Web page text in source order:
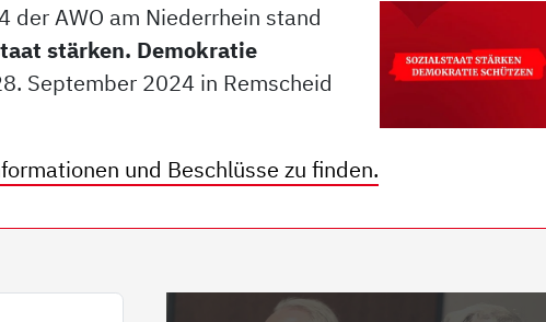
der AWO am Niederrhein stand
stärken. Demokratie
September 2024 in Remscheid
und Beschlüsse zu finden.